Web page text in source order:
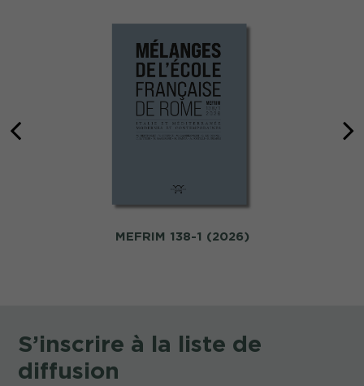
MEFRIM 138-1 (2026)
S’inscrire à la liste de
diffusion